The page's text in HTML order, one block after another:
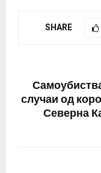
SHARE
случаи од
Северна